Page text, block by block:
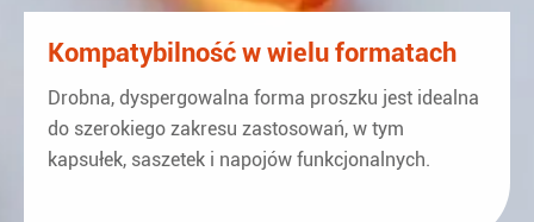
Kompatybilność w wielu formatach
Drobna, dyspergowalna forma proszku jest idealna
do szerokiego zakresu zastosowań, w tym
kapsułek, saszetek i napojów funkcjonalnych.